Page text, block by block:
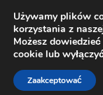
Pn.-
Przejdź
do
Przejdź
do
Używamy plików
korzystania z
Możesz
cookie lub
Zaakceptować